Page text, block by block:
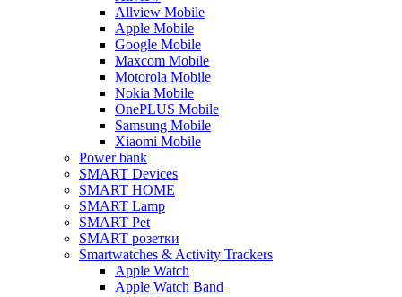
Allview Mobile
Apple Mobile
Google Mobile
Maxcom Mobile
Motorola Mobile
Nokia Mobile
OnePLUS Mobile
Samsung Mobile
Xiaomi Mobile
Power bank
SMART Devices
SMART HOME
SMART Lamp
SMART Pet
SMART розетки
Smartwatches & Activity Trackers
Apple Watch
Apple Watch Band